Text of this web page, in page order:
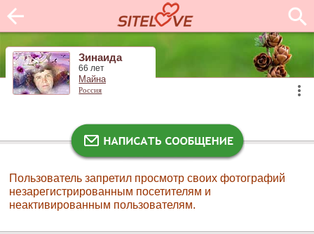
Зинаида
66 лет
Майна
Россия
Пользователь запретил просмотр своих фотографий
незарегистрированным посетителям и
неактивированным пользователям.